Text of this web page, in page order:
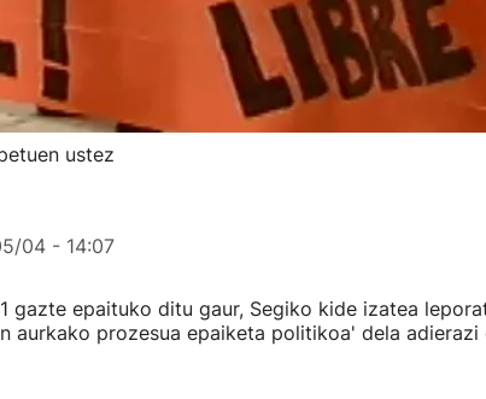
ustez
04 - 14:07
gazte epaituko ditu gaur, Segiko kide izatea
aurkako prozesua epaiketa politikoa' dela adierazi